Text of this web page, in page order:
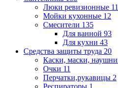
Люки ревизионные 11
Мойки кухонные 12
Смесители 135
Для ванной 93
Для кухни 43
Средства защиты труда 20
Каски, маски,
Очки 11
Перчатки,рукавицы 2